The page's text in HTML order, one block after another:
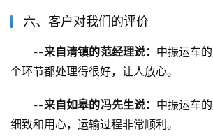
六、客户对我们的评价
--来自清镇的范经理说： 中振运车
个环节都处理得很好，让人放心。
--来自如皋的冯先生说： 中振运车
细致和用心，运输过程非常顺利。